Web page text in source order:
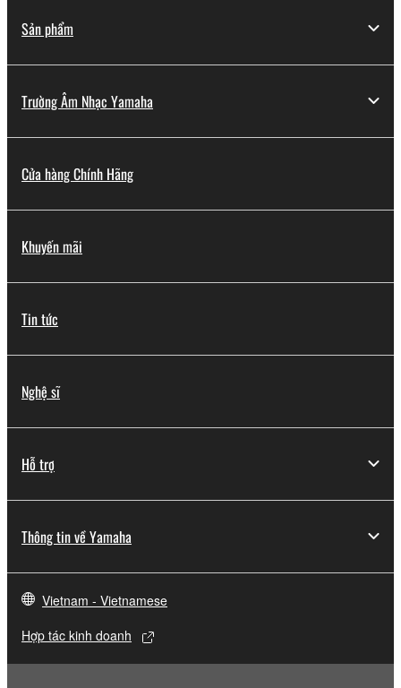
Sản phẩm
Trường Âm Nhạc Yamaha
Cửa hàng Chính Hãng
Khuyến mãi
Tin tức
Nghệ sĩ
Hỗ trợ
Thông tin về Yamaha
Vietnam - Vietnamese
Hợp tác kinh doanh